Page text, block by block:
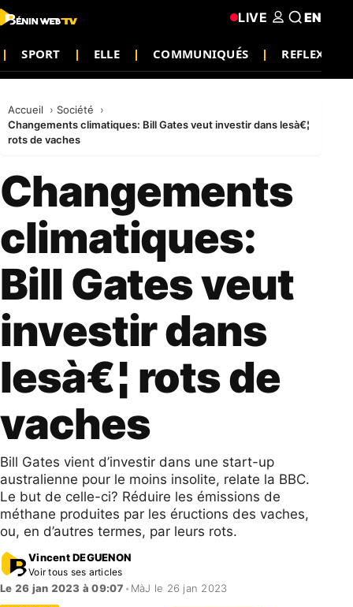
SPORT ELLE COMMUNIQUÉS REFLEXION
LIVE EN
Accueil
Société
Changements climatiques: Bill Gates veut investir dans lesà€¦
rots de vaches
Changements
climatiques:
Bill Gates veut
investir dans
lesà€¦ rots de
vaches
Bill Gates vient d’investir dans une start-up
australienne pour le moins insolite, relate la BBC.
Le but de celle-ci? Réduire les émissions de
méthane produites par les éructions des vaches,
ou, en d’autres termes, par leurs rots.
Vincent DEGUENON
Voir tous ses articles
Le 26 jan 2023 à 09:07 • MàJ le 26 jan 2023